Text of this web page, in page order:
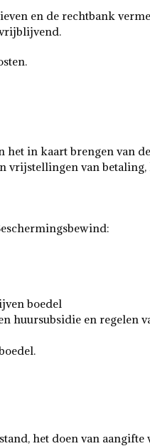
en de rechtbank
het in kaart brengen van
vrijstellingen van betaling,
boedel
huursubsidie en regelen
het doen van aangifte